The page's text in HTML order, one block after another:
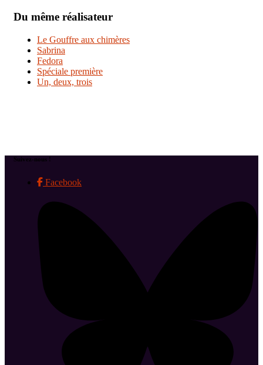
Du même réalisateur
Le Gouffre aux chimères
Sabrina
Fedora
Spéciale première
Un, deux, trois
Suivez-nous !
Facebook